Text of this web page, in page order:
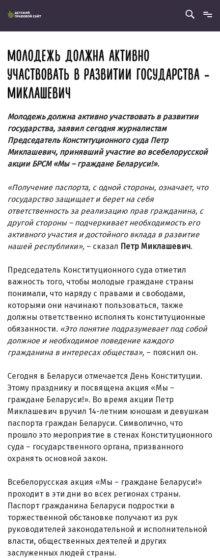
МОЛОДЕЖЬ ДОЛЖНА АКТИВНО
УЧАСТВОВАТЬ В РАЗВИТИИ ГОСУДАРСТВА -
МИКЛАШЕВИЧ
Молодежь должна активно участвовать в развитии
государства, заявил сегодня журналистам
Председатель Конституционного суда Петр
Миклашевич, принявший участие во всебелорусской
акции БРСМ «Мы – граждане Беларуси!».
«Получение паспорта, с одной стороны, означает, что
государство защищает и берет на себя
ответственность за реализацию прав гражданина, с
другой стороны – подчеркивает необходимость его
активного участия и достойного вклада в развитие
нашей республики», – сказал Петр Миклашевич.
Председатель Конституционного суда отметил
важность того, чтобы молодые граждане страны
понимали, что наряду с правами и свободами,
которыми они начинают пользоваться, также
должны ответственно исполнять конституционные
обязанности. «Это понятие подразумевает под собой
должное и необходимое поведение каждого
гражданина в интересах общества», – пояснил он.
Сегодня в Беларуси отмечается День Конституции.
Этому празднику и посвящена акция «Мы –
граждане Беларуси!». Во время акции Петр
Миклашевич вручил 14-летним юношам и девушкам
паспорта граждан Беларуси. Символично, что
прошло это мероприятие в стенах Конституционного
суда – государственного органа, призванного
охранять основной закон.
Всебелорусская акция «Мы – граждане Беларуси!»
проходит в эти дни во всех регионах страны.
Паспорт гражданина Беларуси подростки в
торжественной обстановке получают из рук
руководителей законодательной и исполнительной
власти, общественных деятелей и других
заслуженных людей страны.